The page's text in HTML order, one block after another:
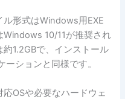
形式はWindows用EXE
10/11が推奨され
1.2GBで、インストール
ションと同様です。
OSや必要なハードウェ